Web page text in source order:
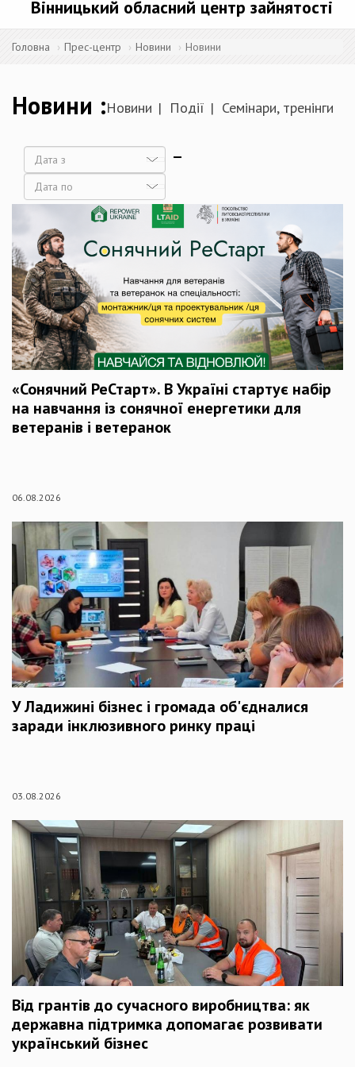
Вінницький обласний центр зайнятості
Головна Прес-центр Новини Новини
Новини Новини Події Семінари, тренінги
Дата
Дата
«Сонячний РеСтарт». В Україні стартує набір
на навчання із сонячної енергетики для
ветеранів і ветеранок
06.08.2026
У Ладижині бізнес і громада об'єдналися
заради інклюзивного ринку праці
03.08.2026
Від грантів до сучасного виробництва: як
державна підтримка допомагає розвивати
український бізнес